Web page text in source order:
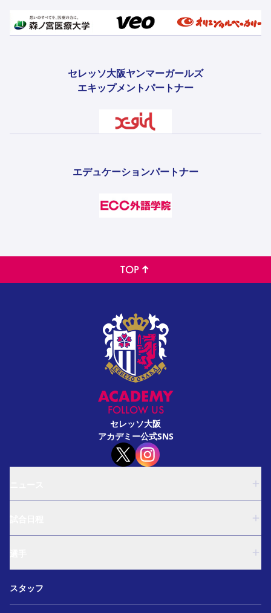
セレッソ大阪ヤンマーガールズ
エキップメントパートナー
エデュケーションパートナー
TOP
FOLLOW US
セレッソ大阪
アカデミー公式SNS
ガールズU-15
和歌山U-15
U-18
スタッフ